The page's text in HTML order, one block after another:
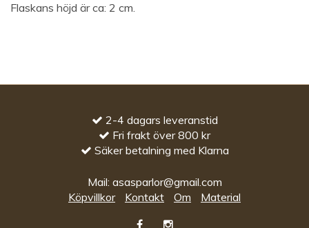
Flaskans höjd är ca: 2 cm.
2-4 dagars leveranstid
Fri frakt över 800 kr
Säker betalning med Klarna
Mail: asasparlor@gmail.com
Köpvillkor
Kontakt Om Material